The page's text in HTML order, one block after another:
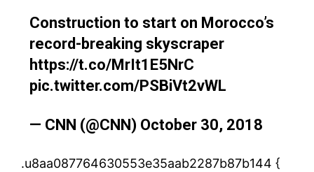
Construction to start on Morocco’s
record-breaking skyscraper
https://t.co/MrIt1E5NrC
pic.twitter.com/PSBiVt2vWL
— CNN (@CNN) October 30, 2018
.u8aa087764630553e35aab2287b87b144 {